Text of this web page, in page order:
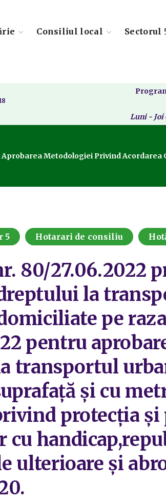
Consiliul local Sectorul
Luni - Joi
Metodologiei Privind
5 Hotarari de consiliu
80/27.06.2022
la
pe
pentru
transportul
şi cu
protecţia
cu
ulterioare și